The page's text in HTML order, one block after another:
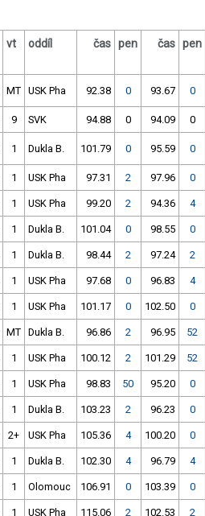
vt oddíl čas pen čas pen
MT USK Pha 92.38 0 93.67 0
9 SVK 94.88 0 94.09 0
1 Dukla B. 101.79 0 95.59 0
1 USK Pha 97.31 2 97.96 0
1 USK Pha 99.20 2 94.36 4
1 Dukla B. 101.04 0 98.55 0
1 Dukla B. 98.44 2 97.24 2
1 USK Pha 97.68 0 96.83 4
1 USK Pha 101.17 0 102.50 0
MT Dukla B. 96.86 2 96.95 52
1 USK Pha 100.12 2 101.29 52
1 USK Pha 98.83 50 95.20 0
1 Dukla B. 103.23 2 96.23 0
2+ USK Pha 105.36 4 100.20 0
1 Dukla B. 102.30 4 96.79 4
1 Olomouc 106.91 0 103.39 0
1 USK Pha 115.06 2 102.53 2